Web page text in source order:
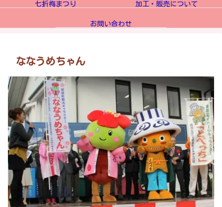
七折梅まつり 加工・販売について
お問い合わせ
ななうめちゃん